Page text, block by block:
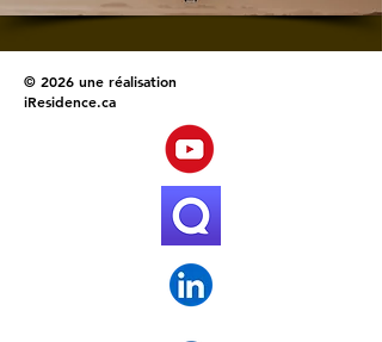
© 2026 une réalisation
iResidence.ca